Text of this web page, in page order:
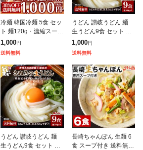
冷麺 韓国冷麺 5食 セッ
ト 麺120g・濃縮スープ
30g×各5袋 メール便 送
料無料 他商品と同梱不
1,000円
送料無料
うどん 讃岐うどん 麺
生うどん9食 セット 送
料無料(300g(3食)×3袋)
普通麺 麺のみ [メール
1,000円
送料無料
うどん 讃岐うどん 麺
生うどん9食 セット 送
長崎ちゃんぽん 生麺 6
食 スープ付き 送料無料